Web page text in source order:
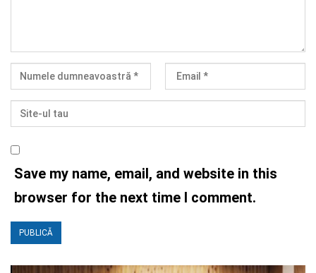
Save my name, email, and website in this
browser for the next time I comment.